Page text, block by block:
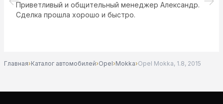
Приветливый и общительный менеджер Александр.
Сделка прошла хорошо и быстро.
Главная›Каталог автомобилей›Opel›Mokka›Opel Mokka, 1.8, 2015